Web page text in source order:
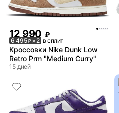
12 990 ₽
6 495₽× 2 в сплит
Кроссовки Nike Dunk Low
Retro Prm "Medium Curry"
15 дней